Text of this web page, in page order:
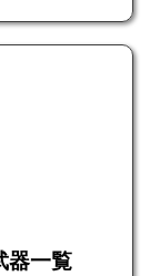
器一覧